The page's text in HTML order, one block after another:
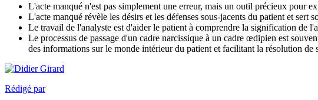
L'acte manqué n'est pas simplement une erreur, mais un outil précieux pour
L'acte manqué révèle les désirs et les défenses sous-jacents du patient et sert
Le travail de l'analyste est d'aider le patient à comprendre la signification de
Le processus de passage d'un cadre narcissique à un cadre œdipien est
des informations sur le monde intérieur du patient et facilitant la résolution de
Rédigé par